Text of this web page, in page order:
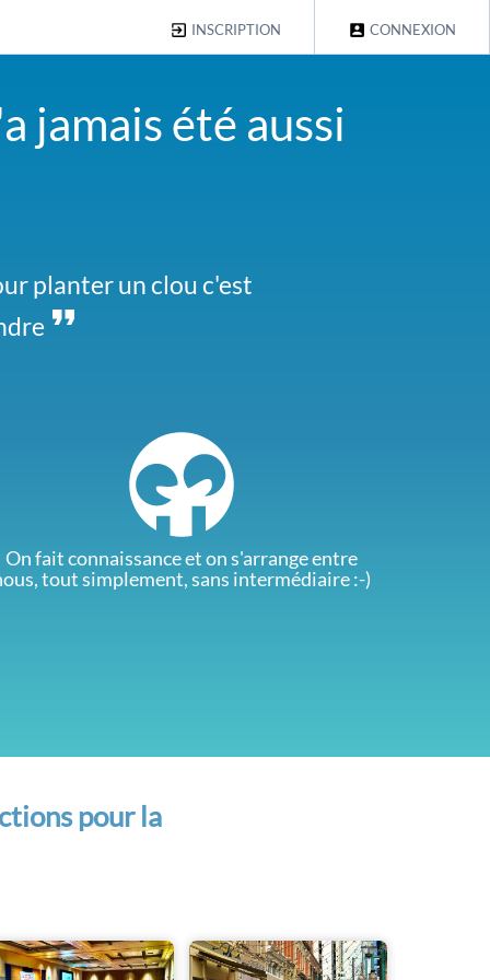
CONNEXION
INSCRIPTION
jamais été aussi
planter un clou c'est
serait dommage. En
On fait connaissance et on s'arrange entre
tout simplement, sans intermédiaire :-)
pour la